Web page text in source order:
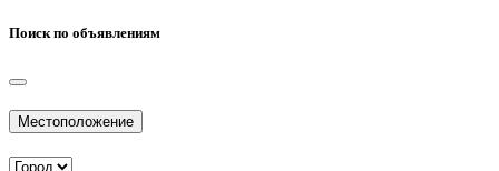
Поиск по объявлениям
Местоположение